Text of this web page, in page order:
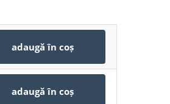
adaugă în coș
adaugă în coș